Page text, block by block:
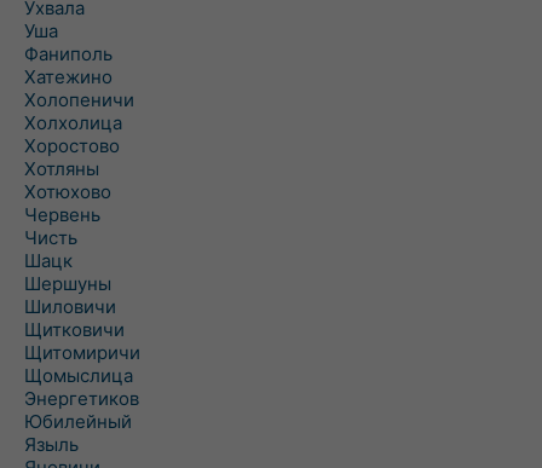
Ухвала
Уша
Фаниполь
Хатежино
Холопеничи
Холхолица
Хоростово
Хотляны
Хотюхово
Червень
Чисть
Шацк
Шершуны
Шиловичи
Щитковичи
Щитомиричи
Щомыслица
Энергетиков
Юбилейный
Языль